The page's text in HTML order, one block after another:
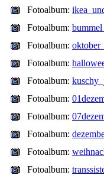
Fotoalbum:
Fotoalbum:
Fotoalbum:
Fotoalbum:
Fotoalbum:
Fotoalbum:
Fotoalbum:
Fotoalbum:
Fotoalbum:
Fotoalbum: